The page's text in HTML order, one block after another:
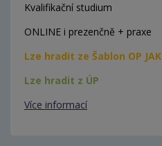
Kvalifikační studium
ONLINE i prezenčně + praxe
Lze hradit ze Šablon OP JAK
Lze hradit z ÚP
Více informací